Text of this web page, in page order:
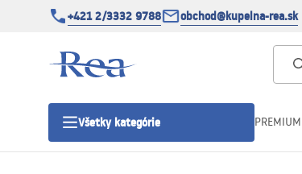
+421 2/3332 9788 obchod@kupelna-rea.sk
Všetky kategórie PREMIUM